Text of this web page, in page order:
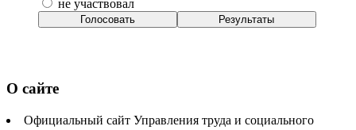
не участвовал
О сайте
Официальный сайт Управления труда и социального